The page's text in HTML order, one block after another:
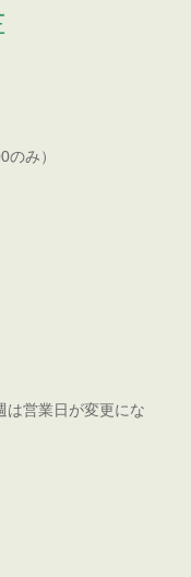
のみ）
は営業日が変更にな